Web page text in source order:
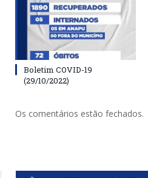
Boletim COVID-19
(29/10/2022)
Os comentários estão fechados.